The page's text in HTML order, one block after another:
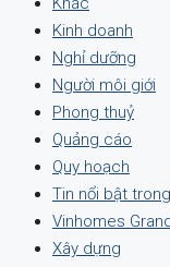
Kinh doanh
Nghỉ dưỡng
Người môi giới
Phong thuỷ
Quảng cáo
Quy hoạch
Tin nổi bật
Vinhomes
Xây dựng